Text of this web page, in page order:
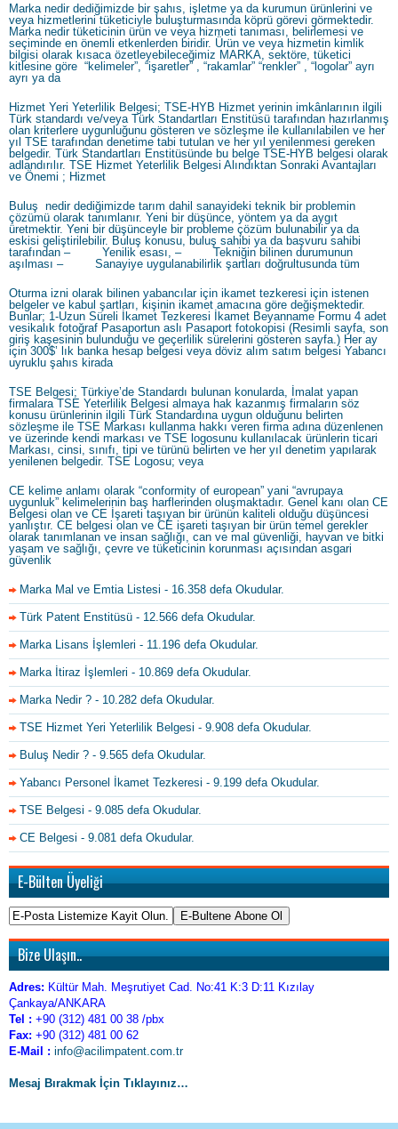
Marka nedir dediğimizde bir şahıs, işletme ya da kurumun ürünlerini ve
veya hizmetlerini tüketiciyle buluşturmasında köprü görevi görmektedir.
Marka nedir tüketicinin ürün ve veya hizmeti tanıması, belirlemesi ve
seçiminde en önemli etkenlerden biridir. Ürün ve veya hizmetin kimlik
bilgisi olarak kısaca özetleyebileceğimiz MARKA, sektöre, tüketici
kitlesine göre “kelimeler”, “işaretler” , “rakamlar” “renkler” , “logolar” ayrı
ayrı ya da
Hizmet Yeri Yeterlilik Belgesi; TSE-HYB Hizmet yerinin imkânlarının ilgili
Türk standardı ve/veya Türk Standartları Enstitüsü tarafından hazırlanmış
olan kriterlere uygunluğunu gösteren ve sözleşme ile kullanılabilen ve her
yıl TSE tarafından denetime tabi tutulan ve her yıl yenilenmesi gereken
belgedir. Türk Standartları Enstitüsünde bu belge TSE-HYB belgesi olarak
adlandırılır. TSE Hizmet Yeterlilik Belgesi Alındıktan Sonraki Avantajları
ve Önemi ; Hizmet
Buluş nedir dediğimizde tarım dahil sanayideki teknik bir problemin
çözümü olarak tanımlanır. Yeni bir düşünce, yöntem ya da aygıt
üretmektir. Yeni bir düşünceyle bir probleme çözüm bulunabilir ya da
eskisi geliştirilebilir. Buluş konusu, buluş sahibi ya da başvuru sahibi
tarafından – Yenilik esası, – Tekniğin bilinen durumunun
aşılması – Sanayiye uygulanabilirlik şartları doğrultusunda tüm
Oturma izni olarak bilinen yabancılar için ikamet tezkeresi için istenen
belgeler ve kabul şartları, kişinin ikamet amacına göre değişmektedir.
Bunlar; 1-Uzun Süreli İkamet Tezkeresi İkamet Beyanname Formu 4 adet
vesikalık fotoğraf Pasaportun aslı Pasaport fotokopisi (Resimli sayfa, son
giriş kaşesinin bulunduğu ve geçerlilik sürelerini gösteren sayfa.) Her ay
için 300$’ lık banka hesap belgesi veya döviz alım satım belgesi Yabancı
uyruklu şahıs kirada
TSE Belgesi; Türkiye’de Standardı bulunan konularda, İmalat yapan
firmalara TSE Yeterlilik Belgesi almaya hak kazanmış firmaların söz
konusu ürünlerinin ilgili Türk Standardına uygun olduğunu belirten
sözleşme ile TSE Markası kullanma hakkı veren firma adına düzenlenen
ve üzerinde kendi markası ve TSE logosunu kullanılacak ürünlerin ticari
Markası, cinsi, sınıfı, tipi ve türünü belirten ve her yıl denetim yapılarak
yenilenen belgedir. TSE Logosu; veya
CE kelime anlamı olarak “conformity of european” yani “avrupaya
uygunluk” kelimelerinin baş harflerinden oluşmaktadır. Genel kanı olan CE
Belgesi olan ve CE İşareti taşıyan bir ürünün kaliteli olduğu düşüncesi
yanlıştır. CE belgesi olan ve CE işareti taşıyan bir ürün temel gerekler
olarak tanımlanan ve insan sağlığı, can ve mal güvenliği, hayvan ve bitki
yaşam ve sağlığı, çevre ve tüketicinin korunması açısından asgari
güvenlik
Marka Mal ve Emtia Listesi - 16.358 defa Okudular.
Türk Patent Enstitüsü - 12.566 defa Okudular.
Marka Lisans İşlemleri - 11.196 defa Okudular.
Marka İtiraz İşlemleri - 10.869 defa Okudular.
Marka Nedir ? - 10.282 defa Okudular.
TSE Hizmet Yeri Yeterlilik Belgesi - 9.908 defa Okudular.
Buluş Nedir ? - 9.565 defa Okudular.
Yabancı Personel İkamet Tezkeresi - 9.199 defa Okudular.
TSE Belgesi - 9.085 defa Okudular.
CE Belgesi - 9.081 defa Okudular.
E-Bülten Üyeliği
Bize Ulaşın..
Adres: Kültür Mah. Meşrutiyet Cad. No:41 K:3 D:11 Kızılay
Çankaya/ANKARA
Tel : +90 (312) 481 00 38 /pbx
Fax: +90 (312) 481 00 62
E-Mail : info@acilimpatent.com.tr
Mesaj Bırakmak İçin Tıklayınız…